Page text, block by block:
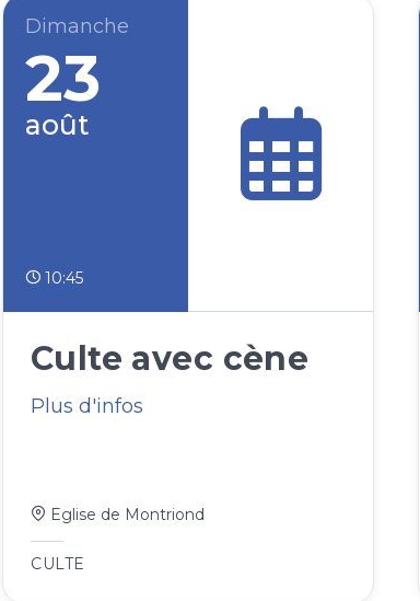
Dimanche
23
août
10:45
Culte avec cène
Plus d'infos
Eglise de Montriond
CULTE